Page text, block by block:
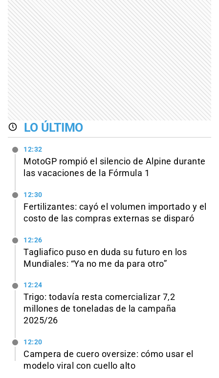
LO ÚLTIMO
12:32
MotoGP rompió el silencio de Alpine durante
las vacaciones de la Fórmula 1
12:30
Fertilizantes: cayó el volumen importado y el
costo de las compras externas se disparó
12:26
Tagliafico puso en duda su futuro en los
Mundiales: “Ya no me da para otro”
12:24
Trigo: todavía resta comercializar 7,2
millones de toneladas de la campaña
2025/26
12:20
Campera de cuero oversize: cómo usar el
modelo viral con cuello alto